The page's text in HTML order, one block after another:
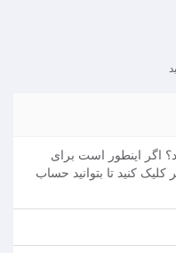
اگر اینطور است برای
کنید تا بتوانید حساب